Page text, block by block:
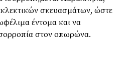
σκευασμάτων, ώστε
έντομα και να
στον οπωρώνα.